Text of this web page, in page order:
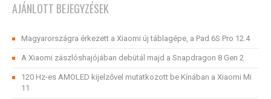
AJÁNLOTT BEJEGYZÉSEK
Magyarországra érkezett a Xiaomi új táblagépe, a Pad 6S Pro 12.4
A Xiaomi zászlóshajójában debütál majd a Snapdragon 8 Gen 2
120 Hz-es AMOLED kijelzővel mutatkozott be Kínában a Xiaomi Mi
11